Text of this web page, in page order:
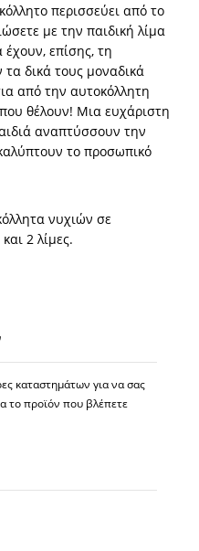
περισσεύει από το
με την παιδική λίμα
επίσης, τη
δικά τους μοναδικά
από την αυτοκόλλητη
θέλουν! Μια ευχάριστη
αναπτύσσουν την
το προσωπικό
νυχιών σε
2 λίμες.
καταστημάτων για να σας
το προϊόν που βλέπετε